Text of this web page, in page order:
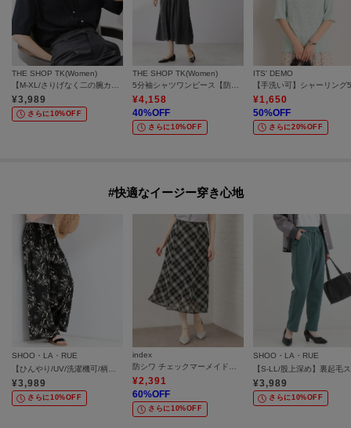
THE SHOP TK(Women)
¥3,989
さらに10%OFF
THE SHOP TK(Women)
¥4,158
40%OFF
さらに10%OFF
ITS' DEMO
¥1,650
50%OFF
さらに20%OFF
#快適なイージー穿き心地
SHOO・LA・RUE
【ひんやり/UV/洗濯機可/柄アソート】やみつきになる ひやとろイージーワイドパンツ
¥3,989
さらに10%OFF
index
防シワ チェックマーメイドスカート【イージーアイロン／洗濯機OK】
¥2,391
60%OFF
さらに10%OFF
SHOO・LA・RUE
¥3,989
さらに10%OFF